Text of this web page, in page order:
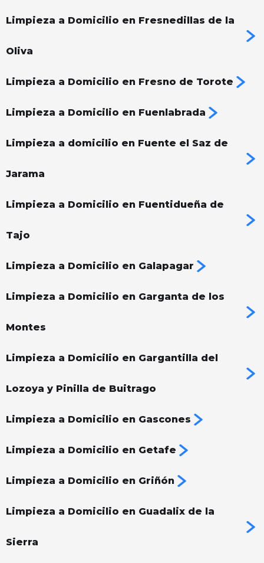
Limpieza a Domicilio en Fresnedillas de la
Oliva
Limpieza a Domicilio en Fresno de Torote
Limpieza a Domicilio en Fuenlabrada
Limpieza a domicilio en Fuente el Saz de
Jarama
Limpieza a Domicilio en Fuentidueña de
Tajo
Limpieza a Domicilio en Galapagar
Limpieza a Domicilio en Garganta de los
Montes
Limpieza a Domicilio en Gargantilla del
Lozoya y Pinilla de Buitrago
Limpieza a Domicilio en Gascones
Limpieza a Domicilio en Getafe
Limpieza a Domicilio en Griñón
Limpieza a Domicilio en Guadalix de la
Sierra